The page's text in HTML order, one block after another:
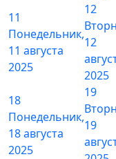
11
Понедельник,
11 августа
2025
12
12
2025
18
Понедельник,
18 августа
2025
19
19